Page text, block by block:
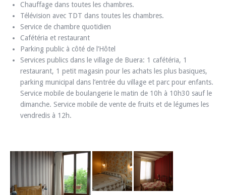
Chauffage dans toutes les chambres.
Télévision avec TDT dans toutes les chambres.
Service de chambre quotidien
Cafétéria et restaurant
Parking public à côté de l’Hôtel
Services publics dans le village de Buera: 1 cafétéria, 1
restaurant, 1 petit magasin pour les achats les plus basiques,
parking municipal dans l’entrée du village et parc pour enfants.
Service mobile de boulangerie le matin de 10h à 10h30 sauf le
dimanche. Service mobile de vente de fruits et de légumes les
vendredis à 12h.